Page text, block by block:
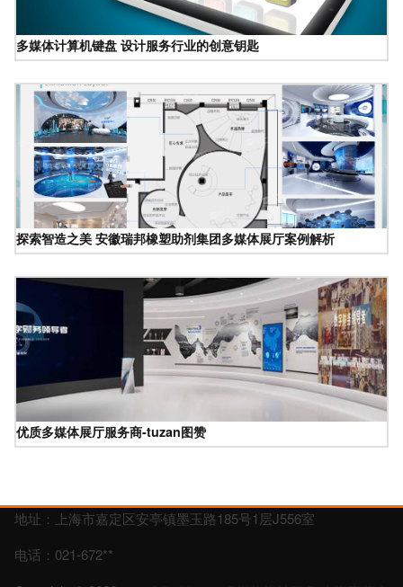
多媒体计算机键盘 设计服务行业的创意钥匙
探索智造之美 安徽瑞邦橡塑助剂集团多媒体展厅案例解析
优质多媒体展厅服务商-tuzan图赞
地址：上海市嘉定区安亭镇墨玉路185号1层J556室
电话：021-672**